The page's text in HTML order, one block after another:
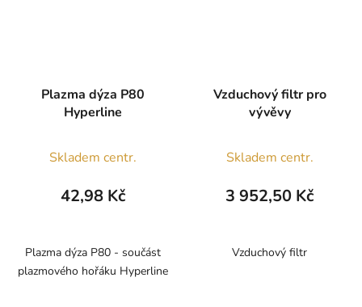
Plazma dýza P80
Hyperline
Skladem centr.
42,98 Kč
Plazma dýza P80 - součást
plazmového hořáku Hyperline
Vzduchový filtr pro
vývěvy
Skladem centr.
3 952,50 Kč
Vzduchový filtr